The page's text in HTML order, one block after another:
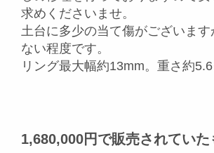
求めくださいませ。
土台に多少の当て傷がございます
ない程度です。
リング最大幅約13mm。重さ約5.6
1,680,000円で販売されていた